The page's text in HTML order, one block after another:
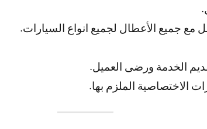
مع جميع الأعطال لجميع انواع السيارات.
الخدمة ورضى العميل.
الاختصاصية الملزم بها.